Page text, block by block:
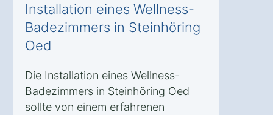
Installation eines Wellness-
Badezimmers in Steinhöring
Oed
Die Installation eines Wellness-
Badezimmers in Steinhöring Oed
sollte von einem erfahrenen